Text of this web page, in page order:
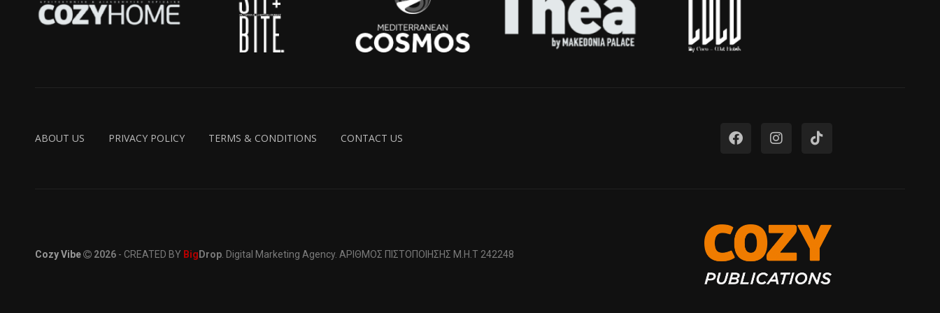
ABOUT US PRIVACY POLICY TERMS & CONDITIONS CONTACT US
Cozy Vibe 2026 - CREATED BY Big Drop . Digital Marketing Agency. ΑΡΙΘΜΟΣ ΠΙΣΤΟΠΟΙΗΣΗΣ Μ.Η.Τ 242248